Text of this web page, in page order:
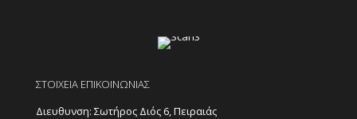
ΣΤΟΙΧΕΙΑ ΕΠΙΚΟΙΝΩΝΙΑΣ
Διευθυνση: Σωτήρος Διός 6, Πειραιάς